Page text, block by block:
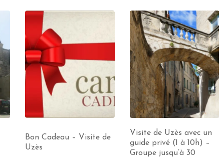
Bon Cadeau – Visite de
Uzès
Visite de Uzès avec un
guide privé (1 à 10h) –
Groupe jusqu’à 30